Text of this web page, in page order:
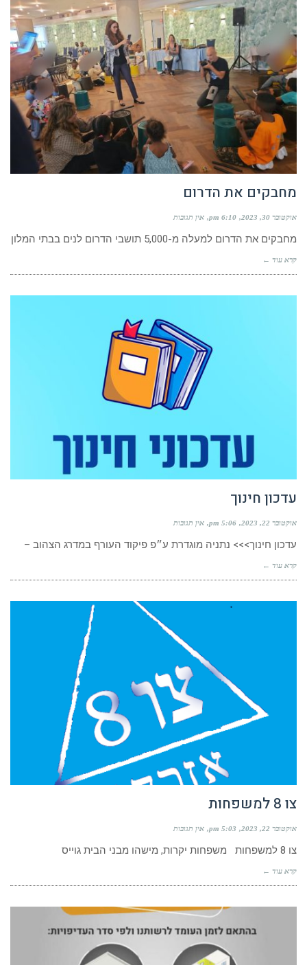
מחבקים את הדרום
אוקטובר 30, 2023 6:10 pm אין תגובות
מחבקים את הדרום למעלה מ-5,000 תושבי הדרום לנים בבתי המלון
קרא עוד ←
עדכון חינוך
אוקטובר 22, 2023 5:06 pm
עדכון חינוך>>> נתניה מוגדרת ע״פ פיקוד העורף במדרג הצהוב –
קרא עוד ←
צו 8 למשפחות
אוקטובר 22, 2023 5:03 pm
צו 8 למשפחות משפחות יקרות, מישהו מבני הבית גוייס
קרא עוד ←